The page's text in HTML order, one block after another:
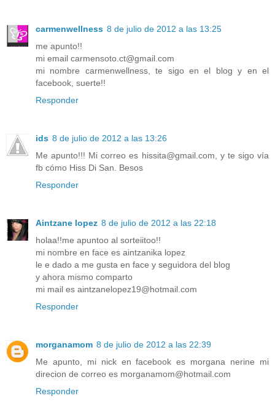
carmenwellness 8 de julio de 2012 a las 13:25
me apunto!!
mi email carmensoto.ct@gmail.com
mi nombre carmenwellness, te sigo en el blog y en el
facebook, suerte!!
Responder
ids 8 de julio de 2012 a las 13:26
Me apunto!!! Mi correo es hissita@gmail.com, y te sigo vía
fb cómo Hiss Di San. Besos
Responder
Aintzane lopez 8 de julio de 2012 a las 22:18
holaa!!me apuntoo al sorteiitoo!!
mi nombre en face es aintzanika lopez
le e dado a me gusta en face y seguidora del blog
y ahora mismo comparto
mi mail es aintzanelopez19@hotmail.com
Responder
morganamom 8 de julio de 2012 a las 22:39
Me apunto, mi nick en facebook es morgana nerine mi
direcion de correo es morganamom@hotmail.com
Responder